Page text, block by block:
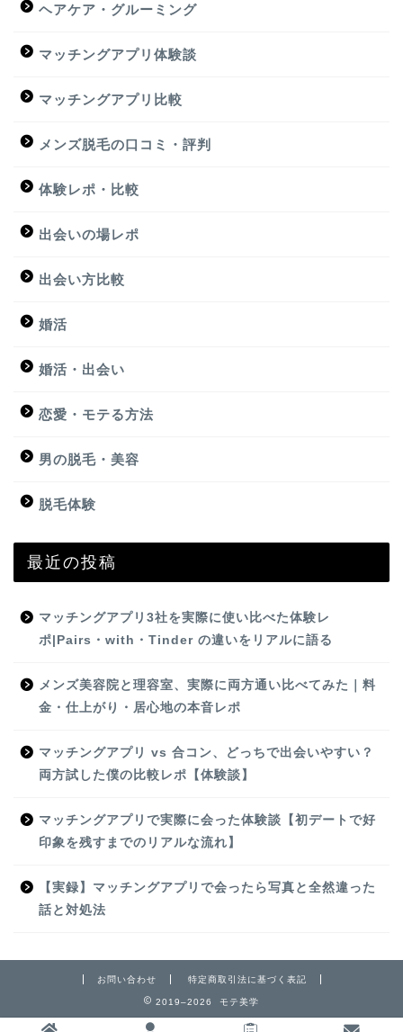
ヘアケア・グルーミング
マッチングアプリ体験談
マッチングアプリ比較
メンズ脱毛の口コミ・評判
体験レポ・比較
出会いの場レポ
出会い方比較
婚活
婚活・出会い
恋愛・モテる方法
男の脱毛・美容
脱毛体験
最近の投稿
マッチングアプリ3社を実際に使い比べた体験レ
ポ|Pairs・with・Tinder の違いをリアルに語る
メンズ美容院と理容室、実際に両方通い比べてみた｜料
金・仕上がり・居心地の本音レポ
マッチングアプリ vs 合コン、どっちで出会いやすい？
両方試した僕の比較レポ【体験談】
マッチングアプリで実際に会った体験談【初デートで好
印象を残すまでのリアルな流れ】
【実録】マッチングアプリで会ったら写真と全然違った
話と対処法
お問い合わせ 特定商取引法に基づく表記
2019–2026 モテ美学